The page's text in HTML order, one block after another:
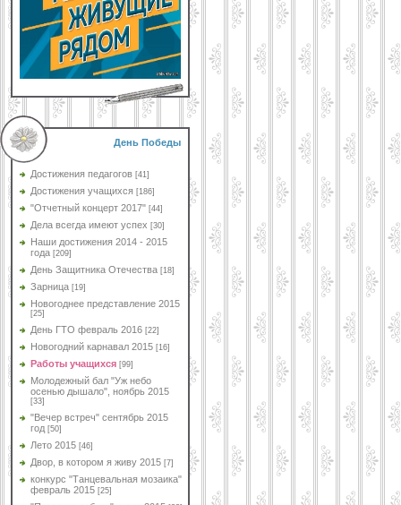
День Победы
Достижения педагогов [41]
Достижения учащихся [186]
"Отчетный концерт 2017" [44]
Дела всегда имеют успех [30]
Наши достижения 2014 - 2015
года [209]
День Защитника Отечества [18]
Зарница [19]
Новогоднее представление 2015
[25]
День ГТО февраль 2016 [22]
Новогодний карнавал 2015 [16]
Работы учащихся [99]
Молодежный бал "Уж небо
осенью дышало", ноябрь 2015
[33]
"Вечер встреч" сентябрь 2015
год [50]
Лето 2015 [46]
Двор, в котором я живу 2015 [7]
конкурс "Танцевальная мозаика"
февраль 2015 [25]